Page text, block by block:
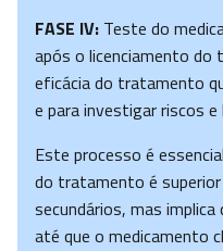
FASE IV: Teste do
após o licenciamento
eficácia do tratamento
e para investigar riscos
Este processo é
do tratamento é
secundários, mas
até que o medicamento